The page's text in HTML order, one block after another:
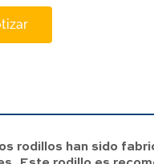
rodillos han sido